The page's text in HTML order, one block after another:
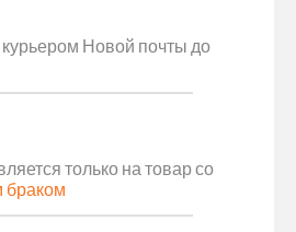
курьером Новой почты до
только на товар со
браком